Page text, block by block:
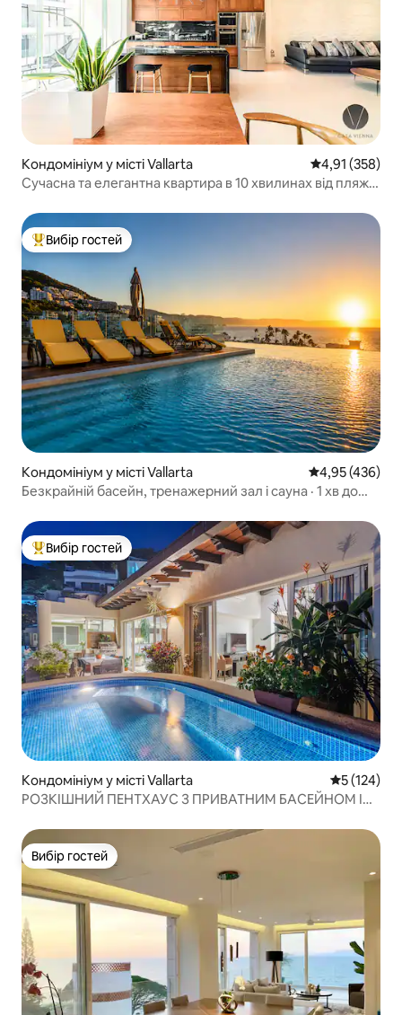
Кондомініум у місті Vallarta Середня
4,91 (358)
Сучасна та елегантна квартира в 10 хвилинах від пляжу
Топ вибір гостей
Вибір гостей
Кондомініум у місті Vallarta Середня
4,95 (436)
Безкрайній басейн, тренажерний зал і сауна · 1 хв до
Топ вибір гостей
Вибір гостей
Кондомініум у місті Vallarta Середня
5 (124)
РОЗКІШНИЙ ПЕНТХАУС З ПРИВАТНИМ БАСЕЙНОМ І
Вибір гостей
Вибір гостей